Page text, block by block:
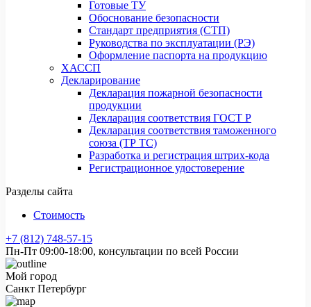
Готовые ТУ
Обоснование безопасности
Стандарт предприятия (СТП)
Руководства по эксплуатации (РЭ)
Оформление паспорта на продукцию
ХАССП
Декларирование
Декларация пожарной безопасности
продукции
Декларация соответствия ГОСТ Р
Декларация соответствия таможенного
союза (ТР ТС)
Разработка и регистрация штрих-кода
Регистрационное удостоверение
Разделы сайта
Стоимость
+7 (812) 748-57-15
Пн-Пт 09:00-18:00, консультации по всей России
Мой город
Санкт Петербург